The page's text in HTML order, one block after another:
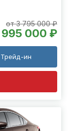
от 3 795 000 ₽
995 000 ₽
Трейд-ин